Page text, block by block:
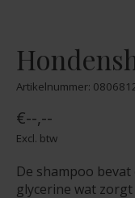
Artikelnummer:
€--,--
Excl. btw
De shampoo
glycerine wat